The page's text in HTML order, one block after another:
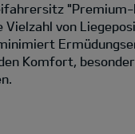
Vielzahl von
Komfort,